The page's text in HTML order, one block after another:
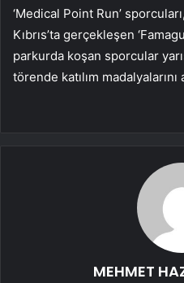
‘Medical Point Run’
Kıbrıs’ta gerçekleşen
parkurda koşan sporcular
törende katılım madalyalarını
MEHMET